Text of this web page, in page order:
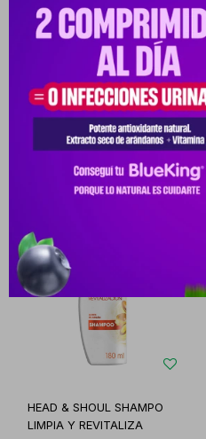
Medios de pago
Productos que
HEAD & SHOUL SHAMPO
LIMPIA Y REVITALIZA